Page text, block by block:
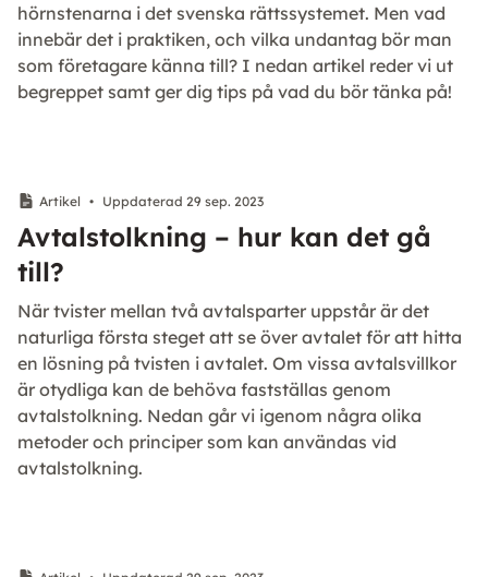
hörnstenarna i det svenska rättssystemet. Men vad
innebär det i praktiken, och vilka undantag bör man
som företagare känna till? I nedan artikel reder vi ut
begreppet samt ger dig tips på vad du bör tänka på!
Artikel • Uppdaterad 29 sep. 2023
Avtalstolkning – hur kan det gå
till?
När tvister mellan två avtalsparter uppstår är det
naturliga första steget att se över avtalet för att hitta
en lösning på tvisten i avtalet. Om vissa avtalsvillkor
är otydliga kan de behöva fastställas genom
avtalstolkning. Nedan går vi igenom några olika
metoder och principer som kan användas vid
avtalstolkning.